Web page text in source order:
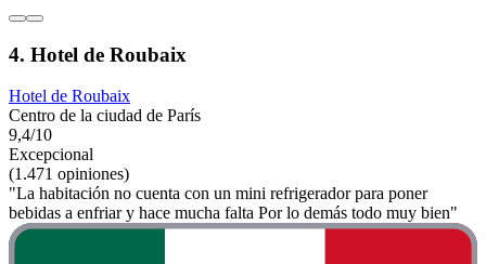
4. Hotel de Roubaix
Hotel de Roubaix
Centro de la ciudad de París
9,4/10
Excepcional
(1.471 opiniones)
"La habitación no cuenta con un mini refrigerador para poner
bebidas a enfriar y hace mucha falta Por lo demás todo muy bien"